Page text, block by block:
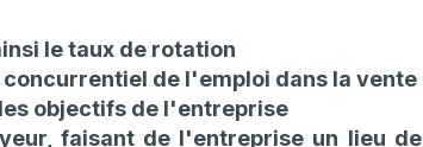
le taux de rotation
de l'emploi dans la vente
objectifs de l'entreprise
faisant de l'entreprise un lieu de